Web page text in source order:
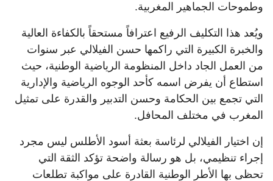
وطموحات الجماهير المغربية.
ويُعد هذا التكليف الرفيع اعترافاً مستحقاً بالكفاءة العالية
والخبرة الكبيرة التي راكمها حسن الفيلالي عبر سنوات
من العمل الجاد داخل المنظومة الرياضية الوطنية، حيث
استطاع أن يفرض اسمه كأحد الوجوه الرياضية والإدارية
التي تجمع بين الحكامة وحسن التدبير والقدرة على تمثيل
المغرب في مختلف المحافل.
إن اختيار الفيلالي لرئاسة بعثة أسود الأطلس ليس مجرد
إجراء تنظيمي، بل هو رسالة واضحة تؤكد الثقة التي
تحظى بها الأطر الوطنية القادرة على مواكبة تطلعات